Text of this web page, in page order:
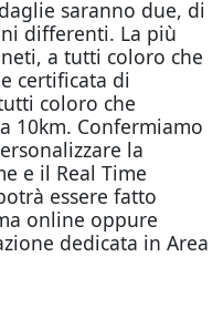
saranno due, di
differenti. La più
a tutti coloro che
certificata di
coloro che
10km. Confermiamo
la
e il Real Time
essere fatto
online oppure
dedicata in Area